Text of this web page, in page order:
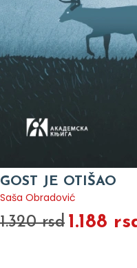
GOST JE OTIŠAO
Saša Obradović
1.320 rsd 1.188